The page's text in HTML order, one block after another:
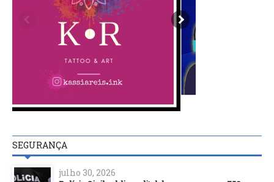
SEGURANÇA
julho 30, 2026